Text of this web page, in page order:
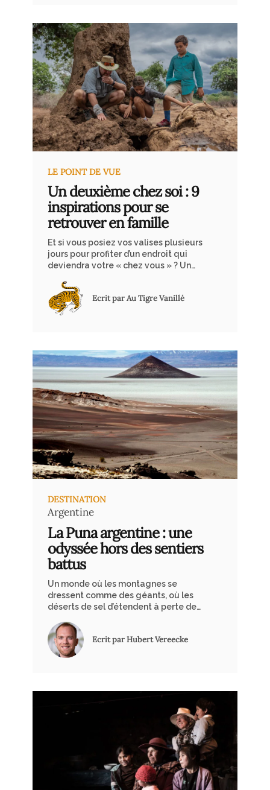
d’Indonésie en voilier traditionnel,
voyager par l’eau permet d’explorer
des lieux où il n’est pas possible de
poser pied autrement.
LE POINT DE VUE
Un deuxième chez soi : 9
inspirations pour se
retrouver en famille
Et si vous posiez vos valises plusieurs
jours pour profiter d’un endroit qui
deviendra votre « chez vous » ? Un
partageriez des moments précieux
en compagnie de vos proches… Voici
quelques inspirations.
Ecrit par Au Tigre Vanillé
DESTINATION
Argentine
La Puna argentine : une
odyssée hors des sentiers
battus
Un monde où les montagnes se
dressent comme des géants, où les
déserts de sel d’étendent à perte de
été sculptés par les dieux eux-
mêmes.
Ecrit par Hubert Vereecke